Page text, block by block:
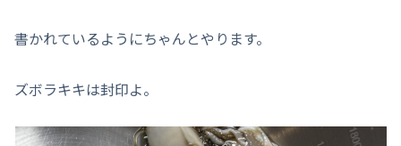
書かれているようにちゃんとやります。
ズボラキキは封印よ。